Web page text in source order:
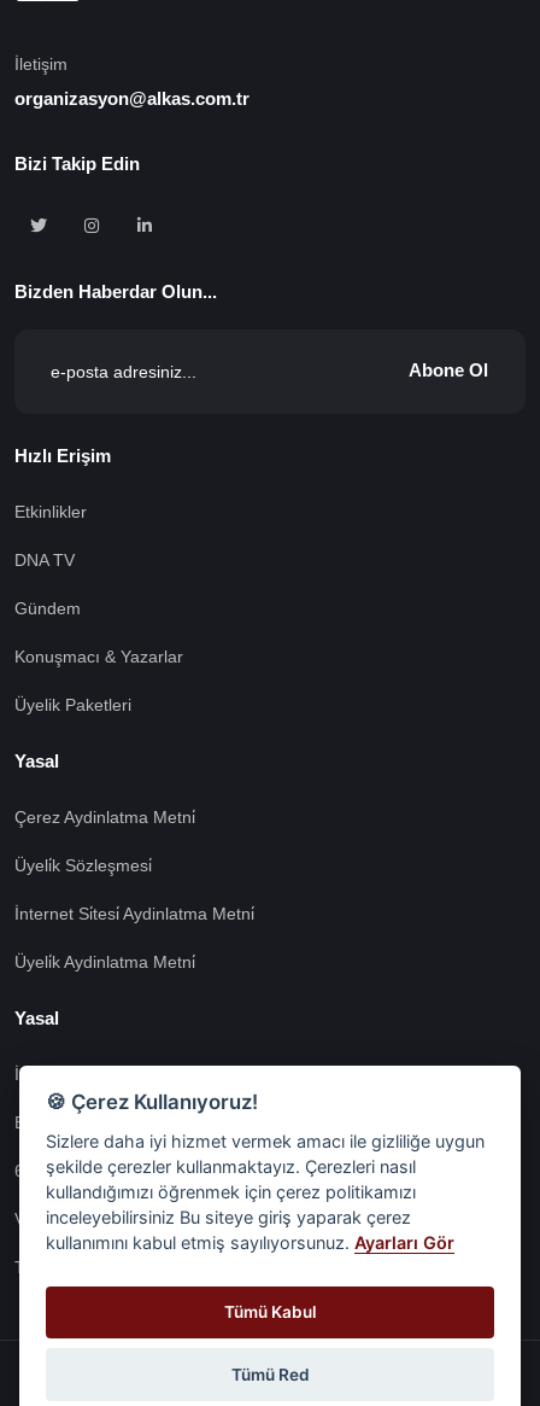
İletişim
organizasyon@alkas.com.tr
Bizi Takip Edin
Bizden Haberdar Olun...
Abone Ol
Hızlı Erişim
Etkinlikler
DNA TV
Gündem
Konuşmacı & Yazarlar
Üyelik Paketleri
Yasal
Çerez Aydinlatma Metni̇
Üyeli̇k Sözleşmesi̇
İnternet Si̇tesi̇ Aydinlatma Metni̇
Üyeli̇k Aydinlatma Metni̇
Yasal
İşlem Rehberi̇
Etk İzni̇ Metni̇
6698 Sayili Kvkk Gereği̇nce Veri̇ Sorumlusuna Başvuru Formu
Veri Sorumlularına Başvuru Formu
Tüm Sözleşmeler
© Digital Network Alkaş | 2026
🍪 Çerez Kullanıyoruz!
Sizlere daha iyi hizmet vermek amacı ile gizliliğe uygun
şekilde çerezler kullanmaktayız. Çerezleri nasıl
kullandığımızı öğrenmek için çerez politikamızı
inceleyebilirsiniz Bu siteye giriş yaparak çerez
kullanımını kabul etmiş sayılıyorsunuz.Ayarları Gör
Tümü Kabul
Tümü Red